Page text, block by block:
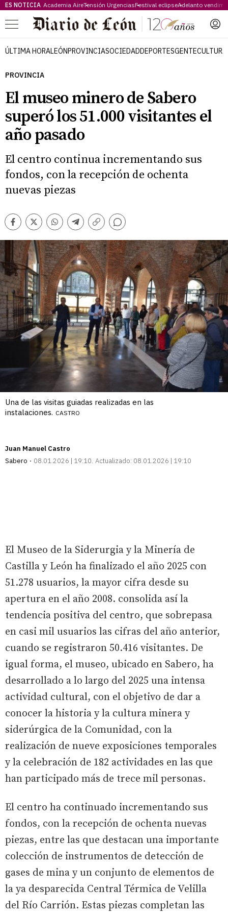
ES NOTICIA Academia AireTensión UrgenciasFestival eclipseAdelanto
Menú
ÚLTIMA HORALEÓNPROVINCIASOCIEDADDEPORTESGENTECULTURA
PROVINCIA
El museo minero de Sabero
superó los 51.000 visitantes el
año pasado
El centro continua incrementando sus
fondos, con la recepción de ochenta
nuevas piezas
Facebook
TwitterWhatsappTelegram
Copiar
Comentarios
Una de las visitas guiadas realizadas en las
instalaciones. CASTRO
Juan Manuel Castro
Sabero
08.01.2026 | 19:10 Actualizado: 08.01.2026 | 19:10
El Museo de la Siderurgia y la Minería de
Castilla y León ha finalizado el año 2025 con
51.278 usuarios, la mayor cifra desde su
apertura en el año 2008. consolida así la
tendencia positiva del centro, que sobrepasa
en casi mil usuarios las cifras del año anterior,
cuando se registraron 50.416 visitantes. De
igual forma, el museo, ubicado en Sabero, ha
desarrollado a lo largo del 2025 una intensa
actividad cultural, con el objetivo de dar a
conocer la historia y la cultura minera y
siderúrgica de la Comunidad, con la
realización de nueve exposiciones temporales
y la celebración de 182 actividades en las que
han participado más de trece mil personas.
El centro ha continuado incrementando sus
fondos, con la recepción de ochenta nuevas
piezas, entre las que destacan una importante
colección de instrumentos de detección de
gases de mina y un conjunto de elementos de
la ya desparecida Central Térmica de Velilla
del Río Carrión. Estas piezas completan las